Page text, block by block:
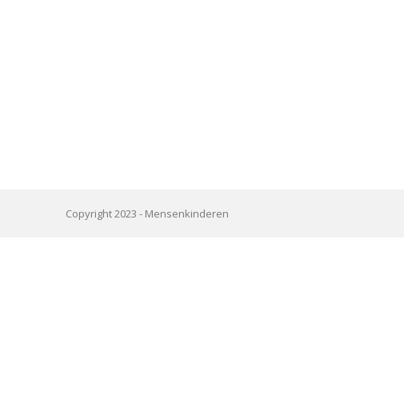
Copyright 2023 - Mensenkinderen